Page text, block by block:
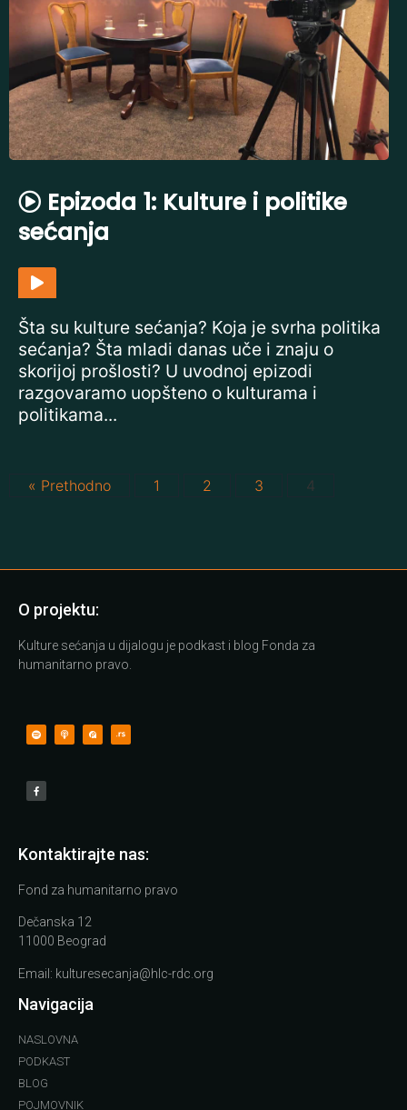
Epizoda 1: Kulture i politike
sećanja
Šta su kulture sećanja? Koja je svrha politika
sećanja? Šta mladi danas uče i znaju o
skorijoj prošlosti? U uvodnoj epizodi
razgovaramo uopšteno o kulturama i
politikama...
« Prethodno 1 2 3 4
O projektu:
Kulture sećanja u dijalogu je podkast i blog Fonda za
humanitarno pravo.
Kontaktirajte nas:
Fond za humanitarno pravo
Dečanska 12
11000 Beograd
Email: kulturesecanja@hlc-rdc.org
Navigacija
NASLOVNA
PODKAST
BLOG
POJMOVNIK